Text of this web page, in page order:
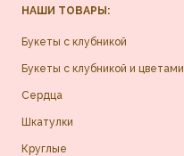
НАШИ ТОВАРЫ:
Букеты с клубникой
Букеты с клубникой и цветами
Сердца
Шкатулки
Круглые